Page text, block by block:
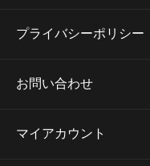
プライバシーポリシー
お問い合わせ
マイアカウント